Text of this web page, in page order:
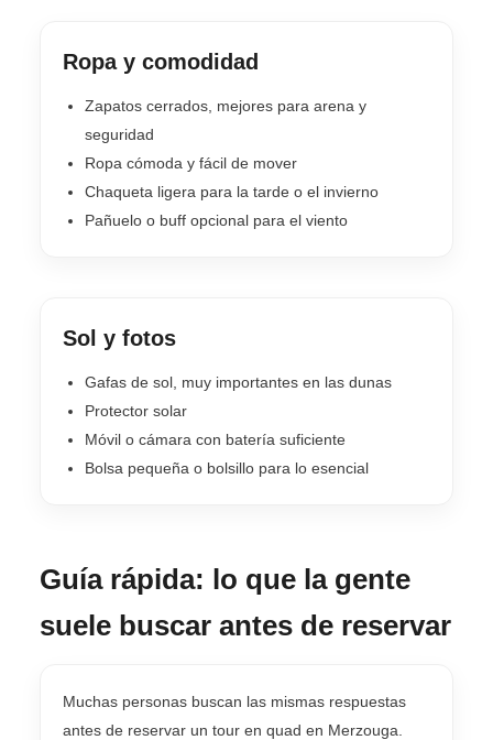
Ropa y comodidad
Zapatos cerrados, mejores para arena y
seguridad
Ropa cómoda y fácil de mover
Chaqueta ligera para la tarde o el invierno
Pañuelo o buff opcional para el viento
Sol y fotos
Gafas de sol, muy importantes en las dunas
Protector solar
Móvil o cámara con batería suficiente
Bolsa pequeña o bolsillo para lo esencial
Guía rápida: lo que la gente
suele buscar antes de reservar
Muchas personas buscan las mismas respuestas
antes de reservar un tour en quad en Merzouga.